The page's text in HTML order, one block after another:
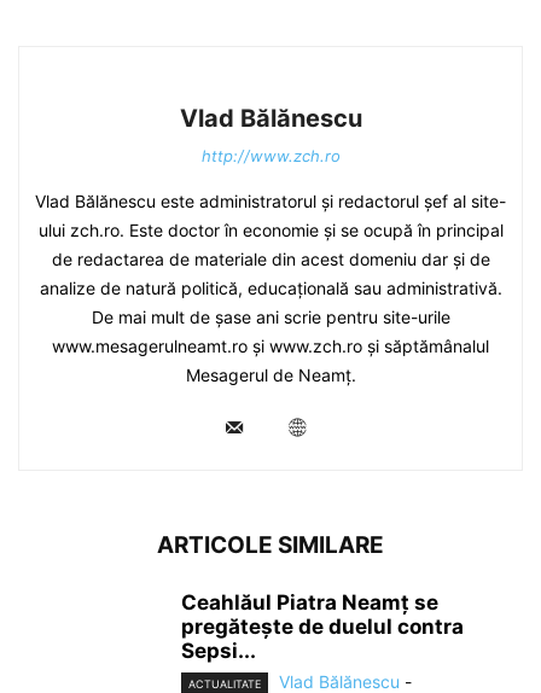
Vlad Bălănescu
http://www.zch.ro
Vlad Bălănescu este administratorul și redactorul șef al site-
ului zch.ro. Este doctor în economie și se ocupă în principal
de redactarea de materiale din acest domeniu dar și de
analize de natură politică, educațională sau administrativă.
De mai mult de șase ani scrie pentru site-urile
www.mesagerulneamt.ro și www.zch.ro și săptămânalul
Mesagerul de Neamț.
ARTICOLE SIMILARE
Ceahlăul Piatra Neamț se
pregătește de duelul contra
Sepsi...
ACTUALITATE Vlad Bălănescu -